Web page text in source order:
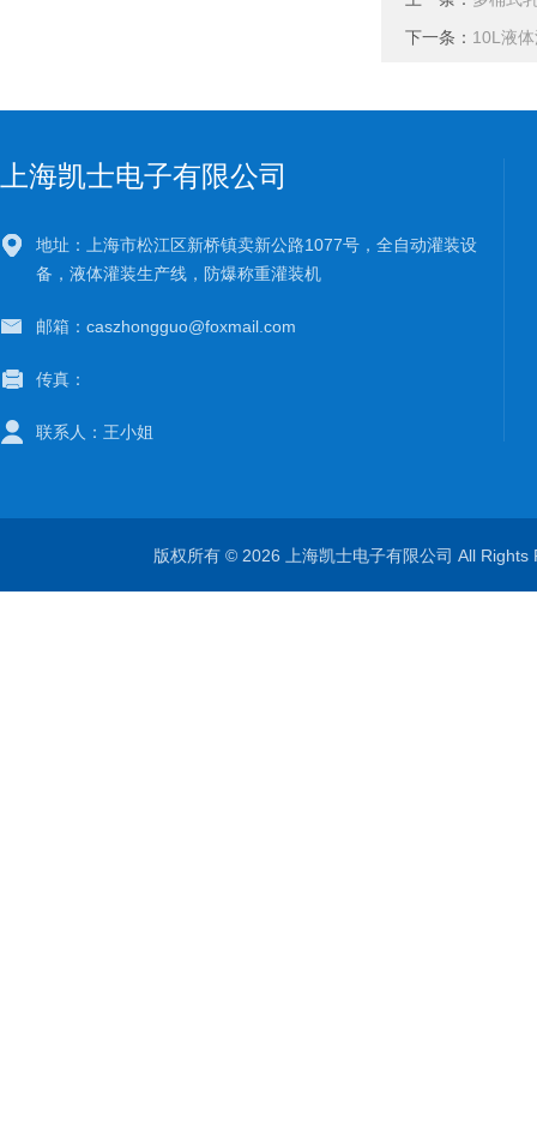
下一条： 10L液
上海凯士电子有限公司
地址：上海市松江区新桥镇卖新公路1077号，全自动灌装设
备，液体灌装生产线，防爆称重灌装机
邮箱：caszhongguo@foxmail.com
传真：
联系人：王小姐
版权所有 © 2026 上海凯士电子有限公司 All